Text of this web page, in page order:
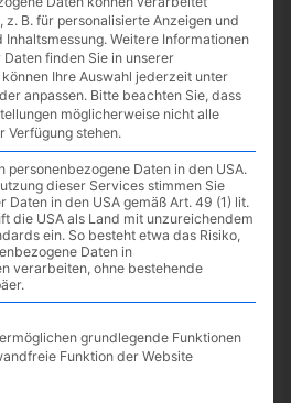
/Schreibe einen Kommentar
Island natürlich ein Begriff
das beste Point & Click Adventure
wurde dann vollkommen
Teil angekündigt, der noch 2022
soll – Return to Monkey
heute folgte noch
von Devolver Digital. Ja, ich weiß,
Serie aus, allerdings muss ich
in dem Trailer nicht ganz so
selbst ein Urteil:
z. B. für personalisierte Anzeigen und
Inhaltsmessung. Weitere Informationen
finden Sie in unserer
können Ihre Auswahl jederzeit unter
anpassen. Bitte beachten Sie, dass
möglicherweise nicht alle
Verfügung stehen.
personenbezogene Daten in den USA.
dieser Services stimmen Sie
Daten in den USA gemäß Art. 49 (1) lit.
die USA als Land mit unzureichendem
ein. So besteht etwa das Risiko,
Daten in
verarbeiten, ohne bestehende
Gruppen, für die eine
grundlegende Funktionen
Funktion der Website